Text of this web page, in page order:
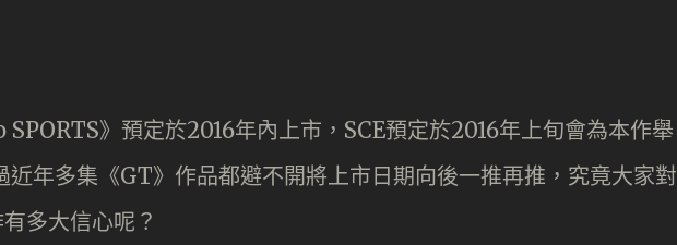
》預定於2016年內上市，SCE預定於2016年上旬會為本作舉
年多集《GT》作品都避不開將上市日期向後一推再推，究竟大家對
多大信心呢？